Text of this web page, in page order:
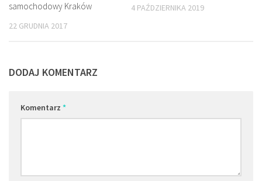
samochodowy Kraków
22 GRUDNIA 2017
4 PAŹDZIERNIKA 2019
DODAJ KOMENTARZ
Komentarz *